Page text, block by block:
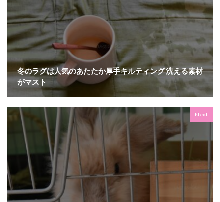
冬のラグは人気のあたたか厚手キルティング 洗える素材
がマスト
Next